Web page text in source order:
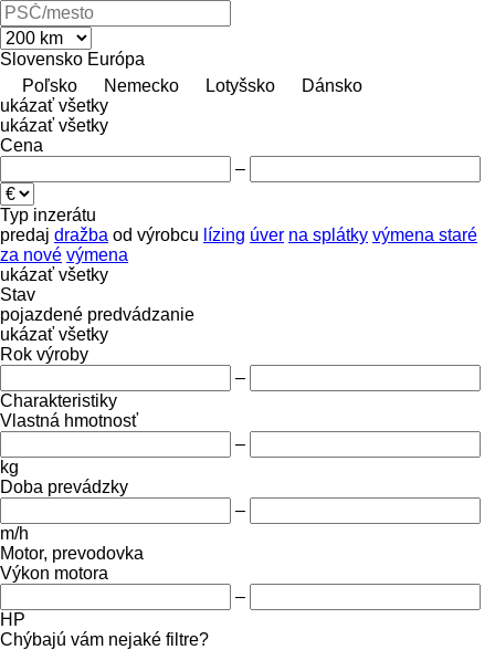
Slovensko Európa
Poľsko
Nemecko Lotyšsko
Dánsko
ukázať všetky
ukázať všetky
Cena
–
Typ inzerátu
predaj dražba od výrobcu lízing úver na splátky výmena staré
za nové výmena
ukázať všetky
Stav
pojazdené predvádzanie
ukázať všetky
Rok výroby
–
Charakteristiky
Vlastná hmotnosť
–
kg
Doba prevádzky
–
m/h
Motor, prevodovka
Výkon motora
–
HP
Chýbajú vám nejaké filtre?